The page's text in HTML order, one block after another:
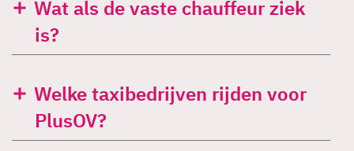
is?
PlusOV?